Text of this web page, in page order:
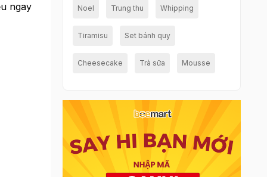
ngay Noel Trung thu Whipping
Tiramisu Set bánh quy
Cheesecake Trà sữa Mousse